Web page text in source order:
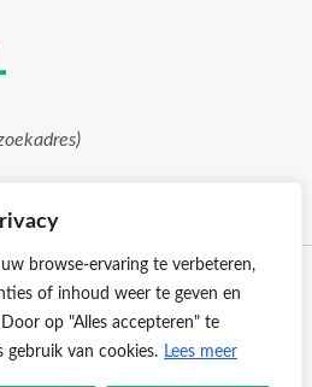
browse-ervaring te verbeteren,
of inhoud weer te geven en
op "Alles accepteren" te
gebruik van cookies. Lees meer